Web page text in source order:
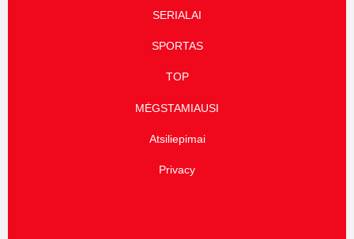
SERIALAI
SPORTAS
TOP
MĖGSTAMIAUSI
Atsiliepimai
Privacy